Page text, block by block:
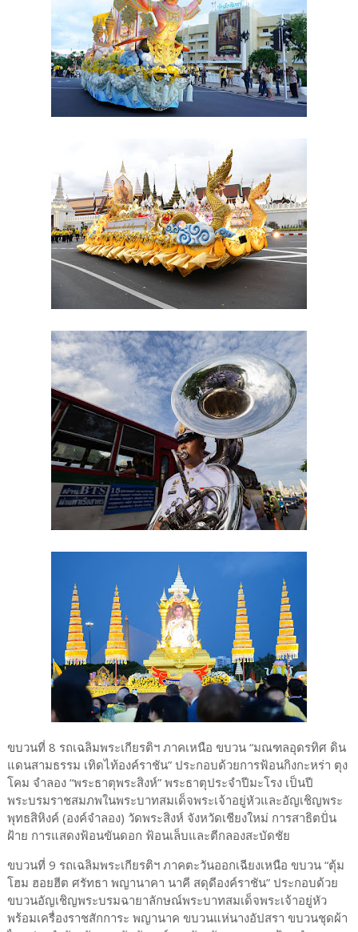
ขบวนที่ 8 รถเฉลิมพระเกียรติฯ ภาคเหนือ ขบวน “มณฑลอุดรทิศ ดิน
แดนสามธรรม เทิดไท้องค์ราชัน” ประกอบด้วยการฟ้อนกิงกะหร่า ตุง
โคม จำลอง “พระธาตุพระสิงห์” พระธาตุประจำปีมะโรง เป็นปี
พระบรมราชสมภพในพระบาทสมเด็จพระเจ้าอยู่หัวและอัญเชิญพระ
พุทธสิหิงค์ (องค์จำลอง) วัดพระสิงห์ จังหวัดเชียงใหม่ การสาธิตปั่น
ฝ้าย การแสดงฟ้อนขันดอก ฟ้อนเล็บและตีกลองสะบัดชัย
ขบวนที่ 9 รถเฉลิมพระเกียรติฯ ภาคตะวันออกเฉียงเหนือ ขบวน “ตุ้ม
โฮม ฮอยฮีต ศรัทธา พญานาคา นาคี สดุดีองค์ราชัน” ประกอบด้วย
ขบวนอัญเชิญพระบรมฉายาลักษณ์พระบาทสมเด็จพระเจ้าอยู่หัว
พร้อมเครื่องราชสักการะ พญานาค ขบวนแห่นางอัปสรา ขบวนชุดผ้า